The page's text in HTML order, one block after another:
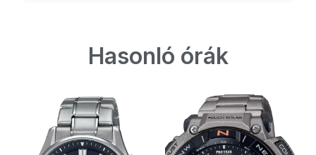
Hasonló órák